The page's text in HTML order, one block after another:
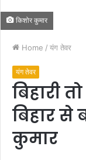
किशोर कुमार
Home / यंग तेवर
यंग तेवर
बिहारी
बिहार से
कुमार